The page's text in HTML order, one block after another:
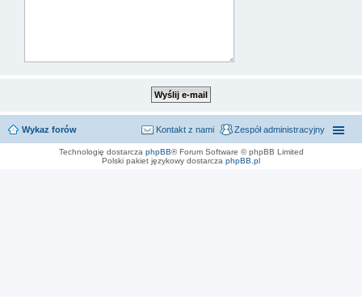
Wykaz forów Zespół administracyjny
Kontakt z nami
Technologię dostarcza phpBB® Forum Software © phpBB Limited
Polski pakiet językowy dostarcza phpBB.pl